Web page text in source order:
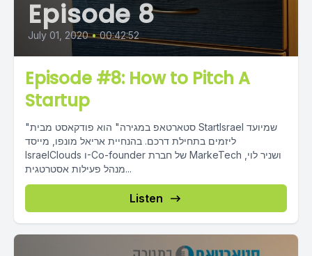
Episode 8
July 01, 2020 • 00:42:52
Episode #8: How to Pitch A
Startup
"סטארטאפ במגירה" הוא פודקאסט מבית StartIsrael שמיועד
ליזמים בתחילת דרכם. בהנחיית אריאל מונפו, מייסד
IsraelClouds ו-Co-founder של חברת MarkeTech ושניר לוי,
מנהל פעילות אסטרטגית...
Listen